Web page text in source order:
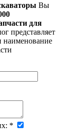
Вы
для
представляет
наименование
*